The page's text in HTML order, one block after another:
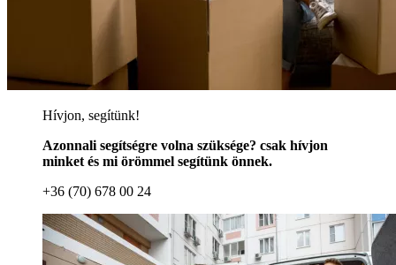
Hívjon, segítünk!
Azonnali segítségre volna szüksége? csak hívjon
minket és mi örömmel segítünk önnek.
+36 (70) 678 00 24